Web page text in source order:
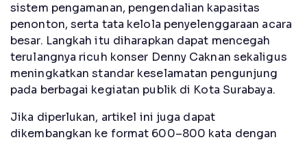
sistem pengamanan, pengendalian kapasitas
penonton, serta tata kelola penyelenggaraan acara
besar. Langkah itu diharapkan dapat mencegah
terulangnya ricuh konser Denny Caknan sekaligus
meningkatkan standar keselamatan pengunjung
pada berbagai kegiatan publik di Kota Surabaya.
Jika diperlukan, artikel ini juga dapat
dikembangkan ke format 600–800 kata dengan